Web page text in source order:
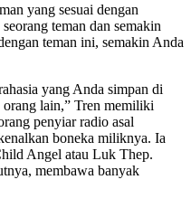
yang sesuai dengan
teman dan semakin
teman ini, semakin Anda
yang Anda simpan di
lain,” Tren memiliki
penyiar radio asal
boneka miliknya. Ia
Angel atau Luk Thep.
membawa banyak